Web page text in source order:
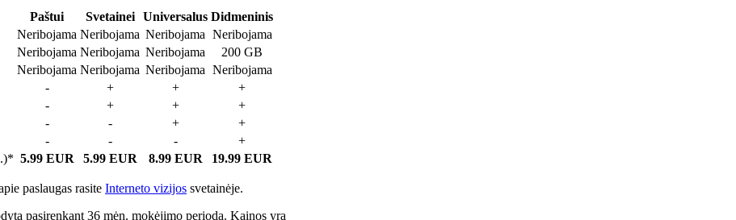
Paštui Svetainei Universalus Didmeninis
Neribojama Neribojama Neribojama Neribojama
Neribojama Neribojama Neribojama
200 GB
Neribojama Neribojama Neribojama Neribojama
- + +
+
- + +
+
- - +
+
- - -
+
5.99 EUR 5.99 EUR 8.99 EUR 19.99 EUR
paslaugas rasite Interneto vizijos svetainėje.
pasirenkant 36 mėn. mokėjimo periodą. Kainos yra